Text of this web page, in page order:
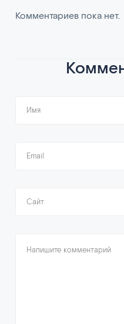
Комментариев пока нет.